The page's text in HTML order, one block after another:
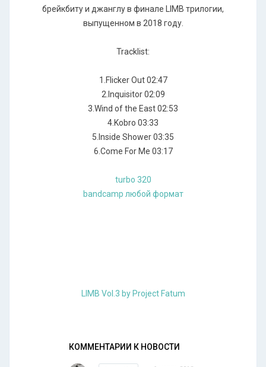
брейкбиту и джанглу в финале LIMB трилогии,
выпущенном в 2018 году.
Tracklist:
1.Flicker Out 02:47
2.Inquisitor 02:09
3.Wind of the East 02:53
4.Kobro 03:33
5.Inside Shower 03:35
6.Come For Me 03:17
turbo 320
bandcamp любой формат
LIMB Vol​.​3 by Project Fatum
КОММЕНТАРИИ К НОВОСТИ